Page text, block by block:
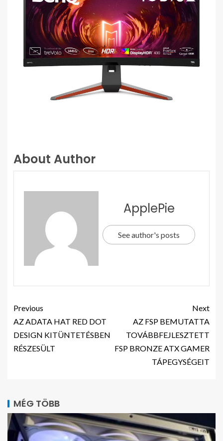
About Author
ApplePie
See author's posts
Previous
AZ ADATA HAT RED DOT
DESIGN KITÜNTETÉSBEN
RÉSZESÜLT
Next
AZ FSP BEMUTATTA
TOVÁBBFEJLESZTETT
FSP BRONZE ATX GAMER
TÁPEGYSÉGEIT
MÉG TÖBB